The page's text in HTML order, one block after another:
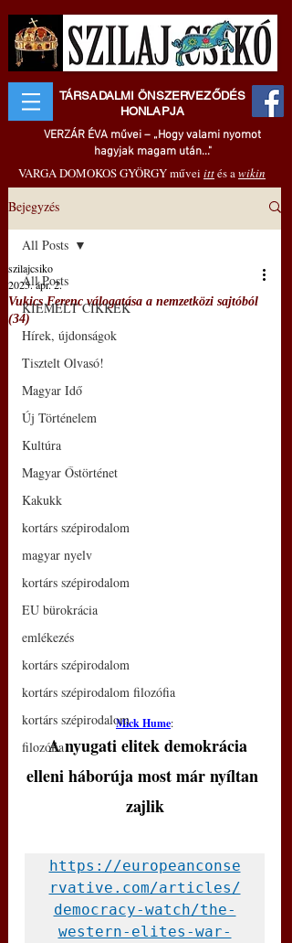
TÁRSADALMI ÖNSZERVEZŐDÉS
HONLAPJA
VERZÁR ÉVA művei – „Hogy valami nyomot
hagyjak magam után..."
VARGA DOMOKOS GYÖRGY művei ittés awikin
Bejegyzés
All Posts
KIEMELT CIKKEK
Hírek, újdonságok
Tisztelt Olvasó!
Magyar Idő
Új Történelem
Kultúra
Magyar Őstörténet
Kakukk
kortárs szépirodalom
magyar nyelv
kortárs szépirodalom
EU bürokrácia
emlékezés
kortárs szépirodalom
kortárs szépirodalom filozófia
kortárs szépirodalom
filozófia
All Posts
Vukics Ferenc válogatása a nemzetközi sajtóból
(34)
szilajcsiko
2025. ápr. 2.
Mick Hume:
A nyugati elitek demokrácia
elleni háborúja most már nyíltan
zajlik
https://europeanconse
rvative.com/articles/
democracy-watch/the-
western-elites-war-